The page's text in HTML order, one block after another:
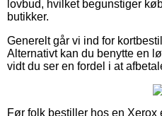
lovbud, hvilket begunstiger
butikker.
Generelt går vi ind for
Alternativt kan du benytte en
vidt du ser en fordel i at
Før folk bestiller hos en